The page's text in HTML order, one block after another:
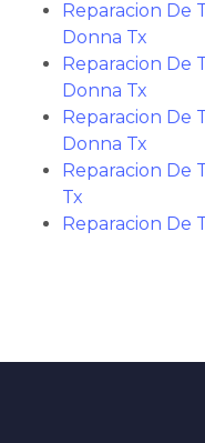
Reparacion De
Donna Tx
Reparacion De
Donna Tx
Reparacion De
Donna Tx
Reparacion De
Tx
Reparacion De